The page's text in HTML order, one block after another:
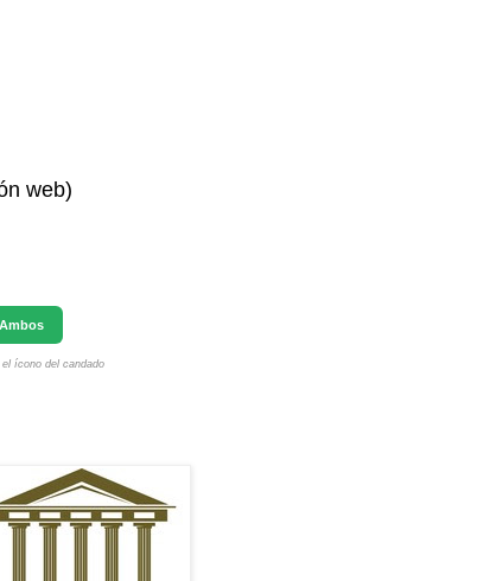
web)
Ambos
ícono del candado